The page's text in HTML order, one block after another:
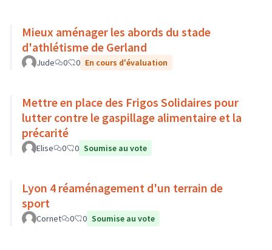
Mieux aménager les abords du stade
d'athlétisme de Gerland
Jude 0 0 En cours d'évaluation
Mettre en place des Frigos Solidaires pour
lutter contre le gaspillage alimentaire et la
précarité
Elise 0 0 Soumise au vote
Lyon 4 réaménagement d'un terrain de
sport
Cornet 0 0 Soumise au vote